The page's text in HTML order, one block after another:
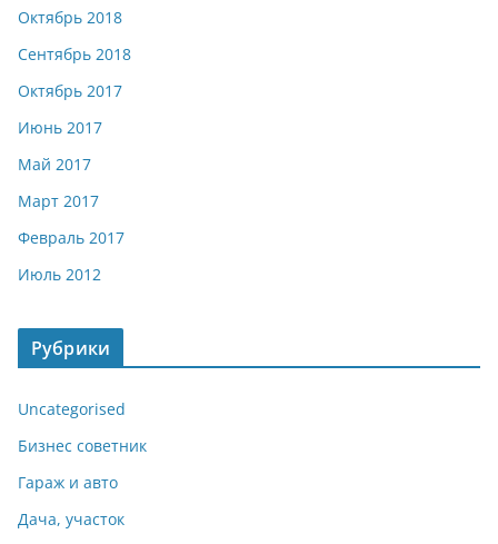
Октябрь 2018
Сентябрь 2018
Октябрь 2017
Июнь 2017
Май 2017
Март 2017
Февраль 2017
Июль 2012
Рубрики
Uncategorised
Бизнес советник
Гараж и авто
Дача, участок